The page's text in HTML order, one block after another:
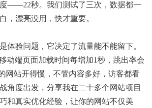
——22秒。我们测试了三次，数据都一
，漂亮没用，快才重要。
体验问题，它决定了流量能不能留下。
动端页面加载时间每增加1秒，跳出率会
网站开得慢，不管内容多好，访客都看
角度出发，分享我在二十多个网站项目
和真实优化经验，让你的网站不仅美